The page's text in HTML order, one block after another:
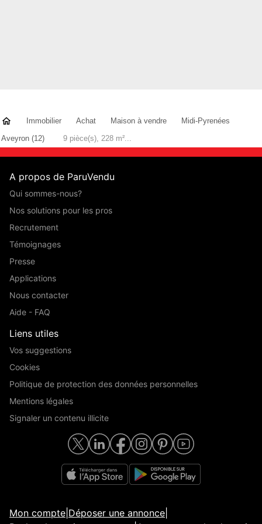
Immobilier Achat Maison à vendre
Midi-Pyrenées
Aveyron (12)
9 pièce(s), 228 m²...
A propos de ParuVendu
Qui sommes-nous?
Nos solutions pour les pros
Recrutement
Témoignages
Presse
Applications
Nous contacter
Aide - FAQ
Liens utiles
Vos suggestions
Cookies
Politique de protection des données personnelles
Mentions légales
Signaler un contenu illicite
Mon compte Déposer une annonce